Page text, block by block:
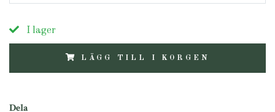
I lager
LÄGG TILL I KORGEN
Dela